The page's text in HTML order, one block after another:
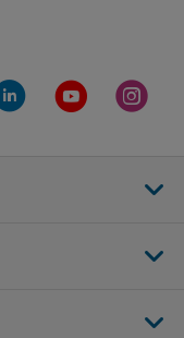
Facebook de Allianz
la page Twitter de
Aller sur la page
Aller sur la
Aller